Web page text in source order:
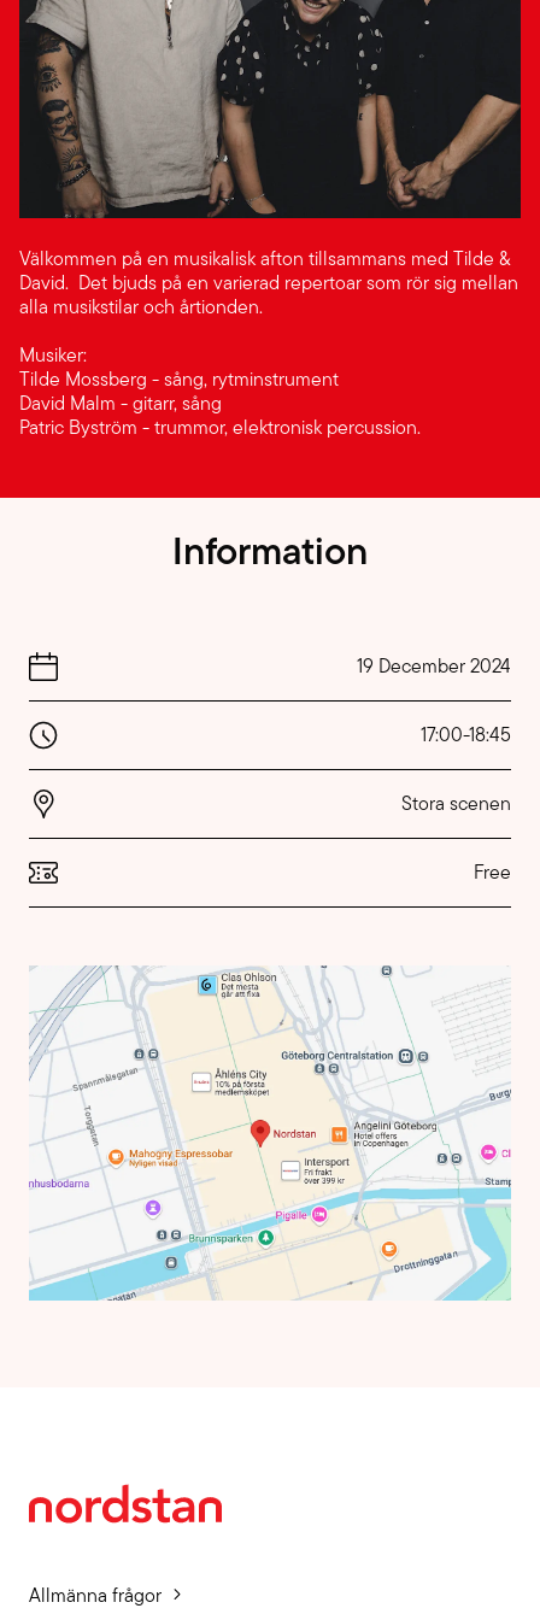
Välkommen på en musikalisk afton tillsammans med Tilde &
David. Det bjuds på en varierad repertoar som rör sig mellan
alla musikstilar och årtionden.
Musiker:
Tilde Mossberg - sång, rytminstrument
David Malm - gitarr, sång
Patric Byström - trummor, elektronisk percussion.
Information
19 December 2024
17:00-18:45
Stora scenen
Free
Allmänna frågor